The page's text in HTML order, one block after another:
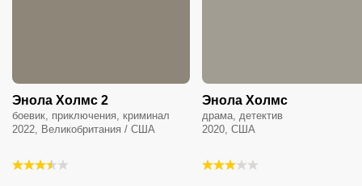
Энола Холмс 2
боевик, приключения, криминал
2022, Великобритания / США
Энола Холмс
драма, детектив
2020, США